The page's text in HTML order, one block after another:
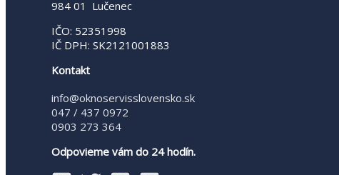
984 01 Lučenec
IČO: 52351998
IČ DPH: SK2121001883
Kontakt
info@oknoservisslovensko.sk
047 / 437 0972
0903 273 364
Odpovieme vám do 24 hodín.